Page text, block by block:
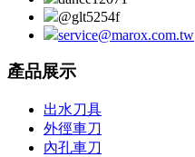
@glt5254f
service@marox.com.tw
產品展示
出水刀具
外徑車刀
內孔車刀